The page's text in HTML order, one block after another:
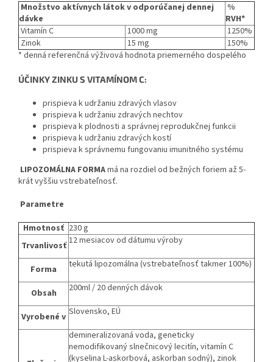
Množstvo aktívnych látok v odporúčanej dennej
dávke
%
RVH*
Vitamín C
1000 mg
1250%
Zinok
15 mg
150%
* denná referenčná výživová hodnota priemerného dospelého
ÚČINKY ZINKU S VITAMÍNOM C:
prispieva k udržaniu zdravých vlasov
prispieva k udržaniu zdravých nechtov
prispieva k plodnosti a správnej reprodukčnej funkcii
prispieva k udržaniu zdravých kostí
prispieva k správnemu fungovaniu imunitného systému
LIPOZOMÁLNA FORMAmá na rozdiel od bežných foriem až 5-
krát vyššiu vstrebateľnosť.
Parametre
Hmotnosť 230 g
Trvanlivosť 12 mesiacov od dátumu výroby
Forma tekutá lipozomálna (vstrebateľnosť takmer 100%)
Obsah 200ml / 20 denných dávok
Vyrobené v Slovensko, EÚ
demineralizovaná voda, geneticky
nemodifikovaný slnečnicový lecitín, vitamín C
(kyselina L-askorbová, askorban sodný), zinok